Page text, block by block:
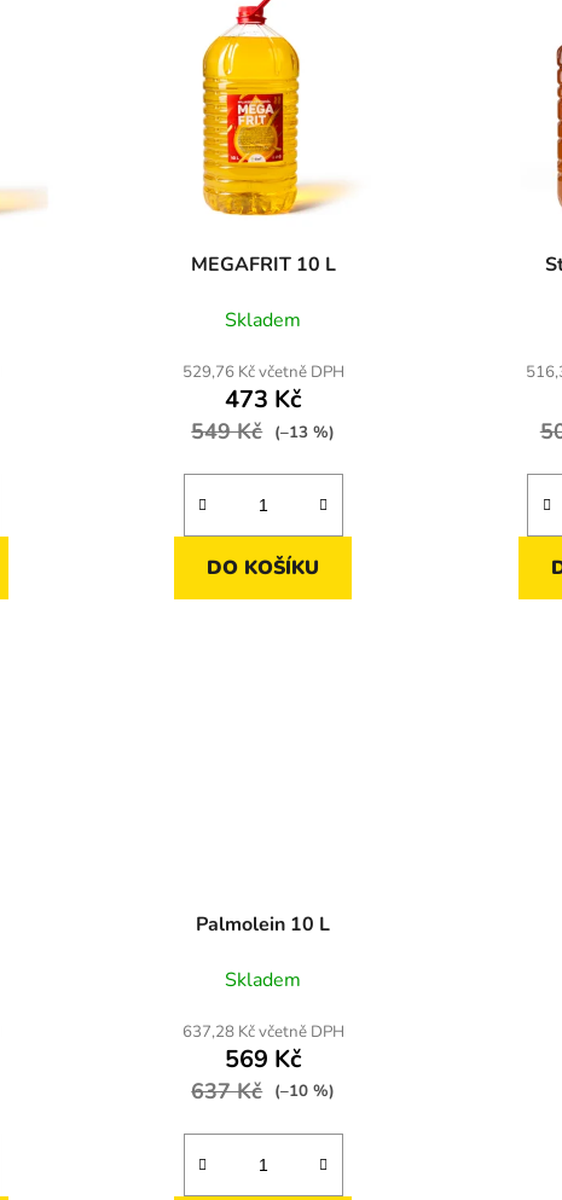
MEGAFRIT 10 L
Skladem
529,76 Kč včetně DPH
473 Kč
549 Kč (–13 %)
DO KOŠÍKU
Palmolein 10 L
Skladem
637,28 Kč včetně DPH
569 Kč
637 Kč (–10 %)